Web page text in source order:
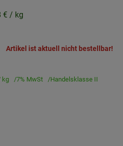
€ / kg
Artikel ist aktuell nicht bestellbar!
kg 7% MwSt Handelsklasse II